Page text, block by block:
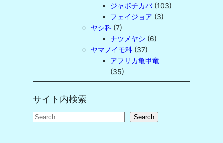
ジャボチカバ(103)
フェイジョア (3)
ヤシ科 (7)
ナツメヤシ (6)
ヤマノイモ科 (37)
アフリカ亀甲竜
(35)
サイト内検索
S
Search